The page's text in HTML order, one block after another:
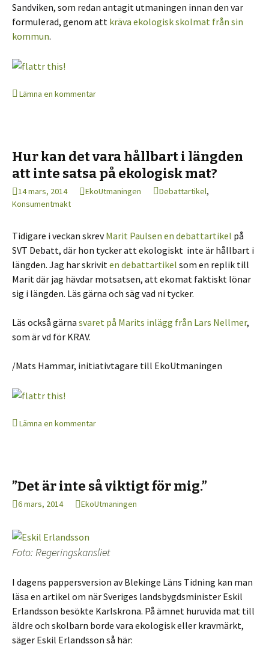
Sandviken, som redan antagit utmaningen innan den var
formulerad, genom att kräva ekologisk skolmat från sin
kommun.
Lämna en kommentar
Hur kan det vara hållbart i längden
att inte satsa på ekologisk mat?
14 mars, 2014 EkoUtmaningen Debattartikel,
Konsumentmakt
Tidigare i veckan skrevMarit Paulsen en debattartikel på
SVT Debatt, där hon tycker att ekologiskt inte är hållbart i
längden. Jag har skriviten debattartikel som en replik till
Marit där jag hävdar motsatsen, att ekomat faktiskt lönar
sig i längden. Läs gärna och säg vad ni tycker.
Läs också gärna svaret på Marits inlägg från Lars Nellmer,
som är vd för KRAV.
/Mats Hammar, initiativtagare till EkoUtmaningen
Lämna en kommentar
”Det är inte så viktigt för mig.”
6 mars, 2014 EkoUtmaningen
Foto: Regeringskansliet
I dagens pappersversion av Blekinge Läns Tidning kan man
läsa en artikel om när Sveriges landsbygdsminister Eskil
Erlandsson besökte Karlskrona. På ämnet huruvida mat till
äldre och skolbarn borde vara ekologisk eller kravmärkt,
säger Eskil Erlandsson så här: